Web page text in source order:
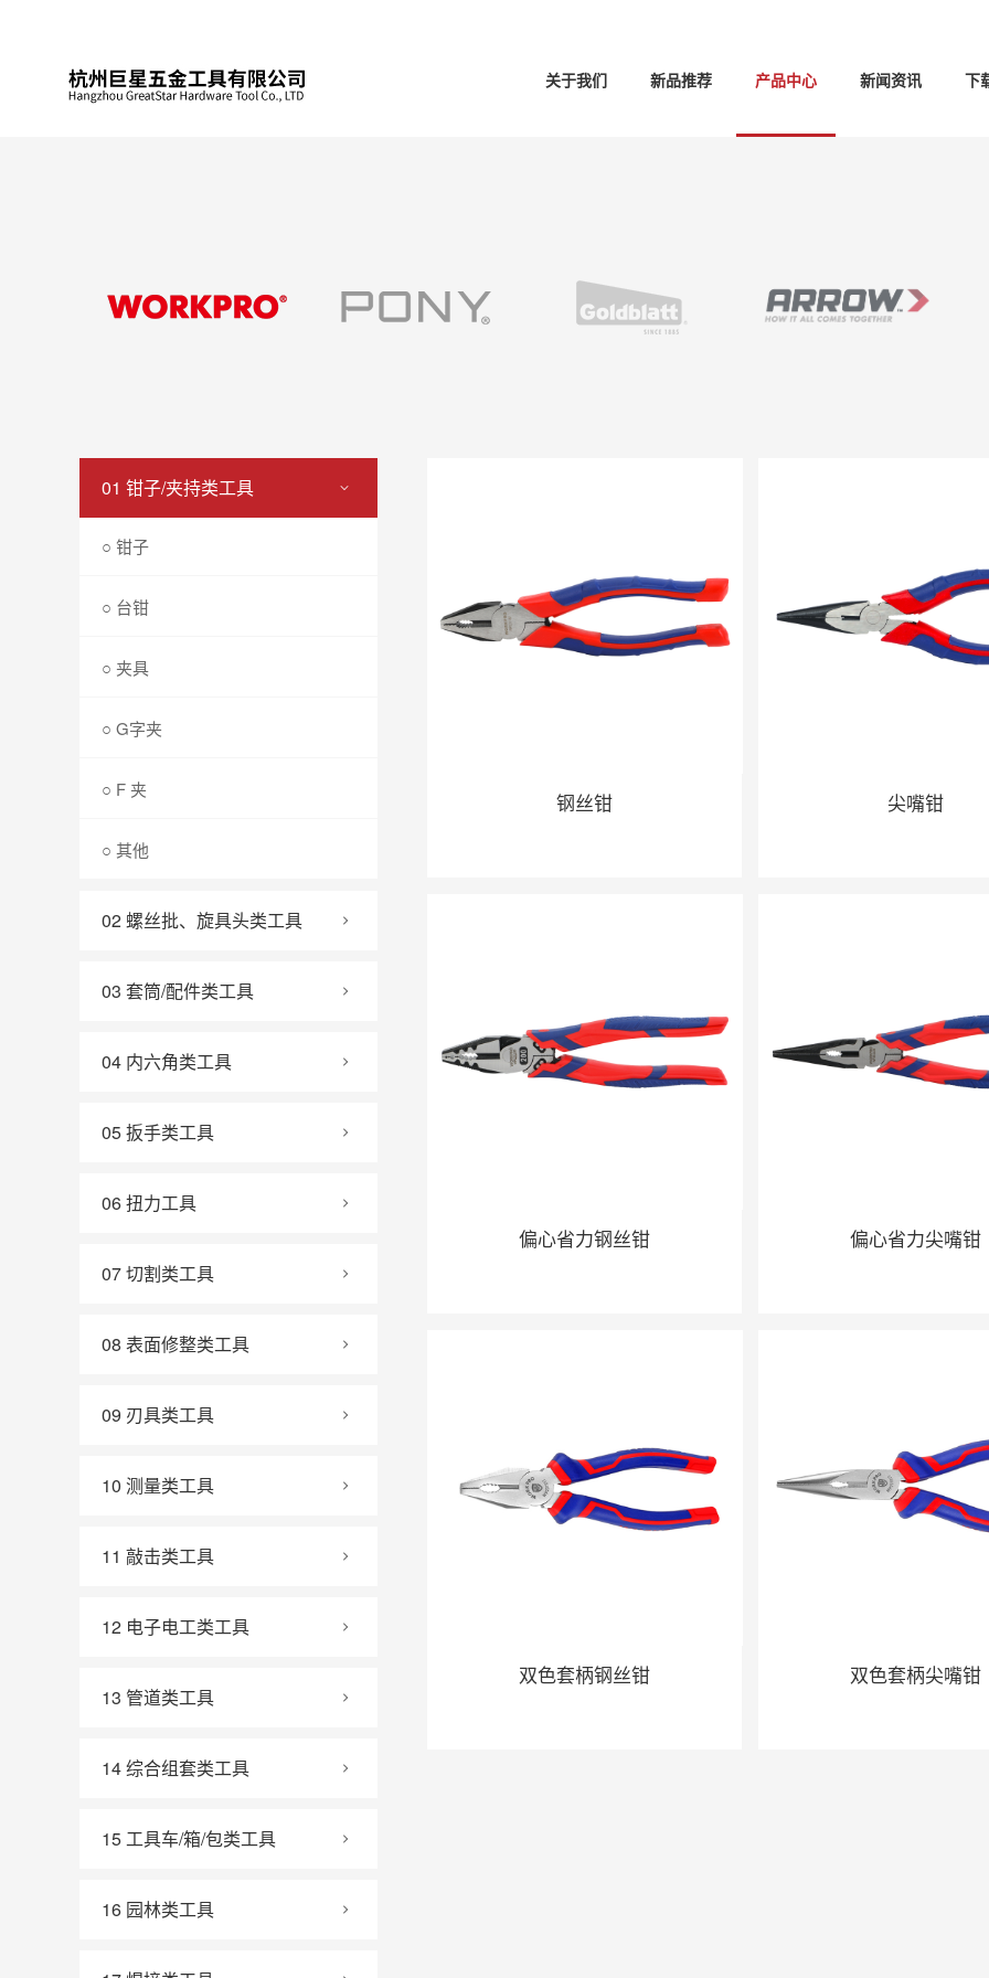
关于我们 新品推荐 产品中心 新闻资讯 下
01 钳子/夹持类工具
○ 钳子
○ 台钳
○ 夹具
○ G字夹
○ F 夹
○ 其他
02 螺丝批、旋具头类工具
03 套筒/配件类工具
04 内六角类工具
05 扳手类工具
06 扭力工具
07 切割类工具
08 表面修整类工具
09 刃具类工具
10 测量类工具
11 敲击类工具
12 电子电工类工具
13 管道类工具
14 综合组套类工具
15 工具车/箱/包类工具
16 园林类工具
钢丝钳 尖嘴钳
偏心省力钢丝钳 偏心省力尖嘴钳
双色套柄钢丝钳 双色套柄尖嘴钳